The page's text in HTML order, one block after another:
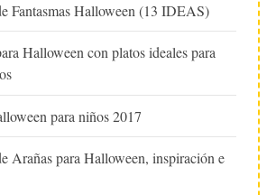
Fantasmas Halloween (13 IDEAS)
Halloween con platos ideales para
para niños 2017
Arañas para Halloween, inspiración e